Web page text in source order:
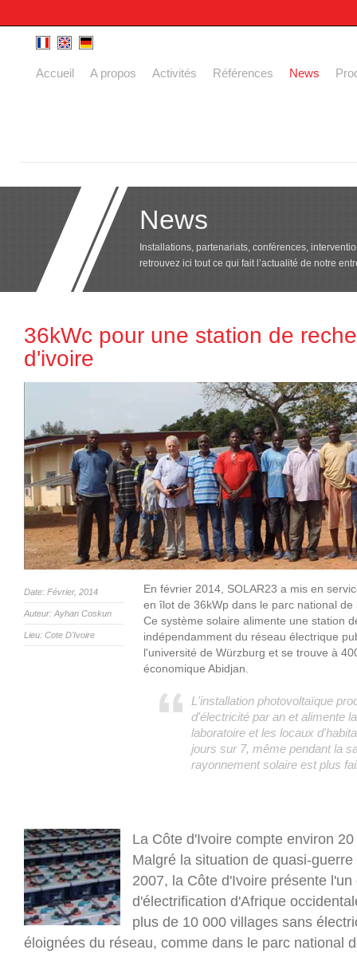
Accueil A propos Activités Références News
News
Installations, partenariats, conférences,
retrouvez ici tout ce qui fait l’actualité de notre
36kWc pour une station de
d'ivoire
Date: Février, 2014
Auteur: Ayhan Coskun
Lieu: Cote D'Ivoire
En février 2014, SOLAR23 a mis en
en îlot de 36kWp dans le parc national
Ce système solaire alimente une station
indépendamment du réseau électrique
l'université de Würzburg et se trouve à
économique Abidjan.
L'installation photovoltaïque
d'électricité par an et alimente
laboratoire et les locaux
jours sur 7, même pendant la
rayonnement solaire est plus
La Côte d'Ivoire compte environ
Malgré la situation de quasi-
2007, la Côte d'Ivoire présente
d'électrification d'Afrique
plus de 10 000 villages sans
éloignées du réseau, comme dans le parc national